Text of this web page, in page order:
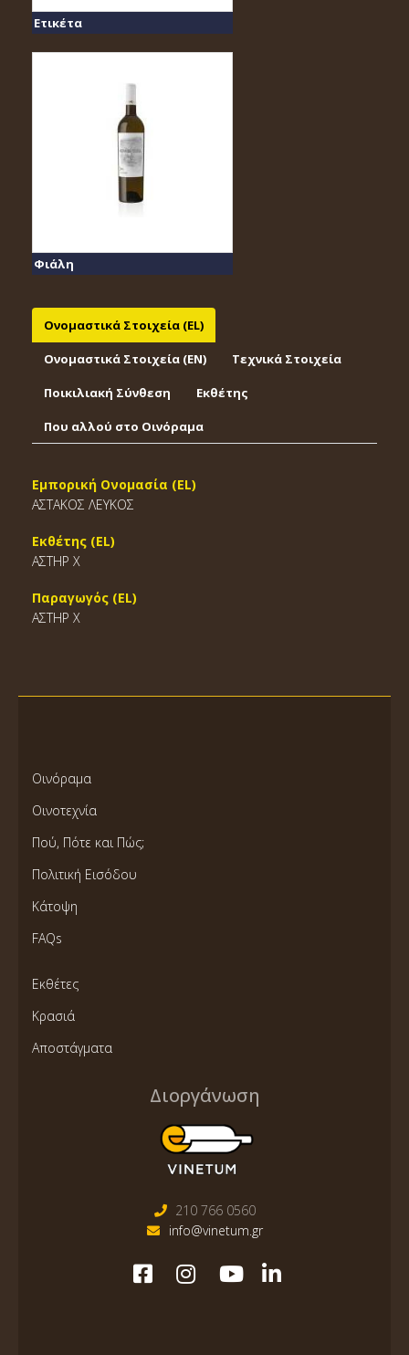
Ετικέτα
Φιάλη
Ονομαστικά Στοιχεία (EL)
Ονομαστικά Στοιχεία (EΝ) Τεχνικά Στοιχεία
Ποικιλιακή Σύνθεση Εκθέτης
Που αλλού στο Οινόραμα
Εμπορική Ονομασία (EL)
ΑΣΤΑΚΟΣ ΛΕΥΚΟΣ
Εκθέτης (EL)
ΑΣΤΗΡ Χ
Παραγωγός (EL)
ΑΣΤΗΡ Χ
Οινόραμα
Οινοτεχνία
Πού, Πότε και Πώς;
Πολιτική Εισόδου
Κάτοψη
FAQs
Εκθέτες
Κρασιά
Αποστάγματα
Διοργάνωση
210 766 0560
info@vinetum.gr